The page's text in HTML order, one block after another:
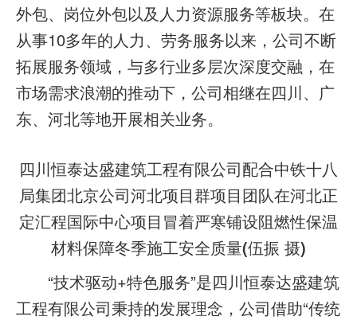
外包、岗位外包以及人力资源服务等板块。在
从事10多年的人力、劳务服务以来，公司不断
拓展服务领域，与多行业多层次深度交融，在
市场需求浪潮的推动下，公司相继在四川、广
东、河北等地开展相关业务。
四川恒泰达盛建筑工程有限公司配合中铁十八
局集团北京公司河北项目群项目团队在河北正
定汇程国际中心项目冒着严寒铺设阻燃性保温
材料保障冬季施工安全质量(伍振 摄)
“技术驱动+特色服务”是四川恒泰达盛建筑
工程有限公司秉持的发展理念，公司借助“传统